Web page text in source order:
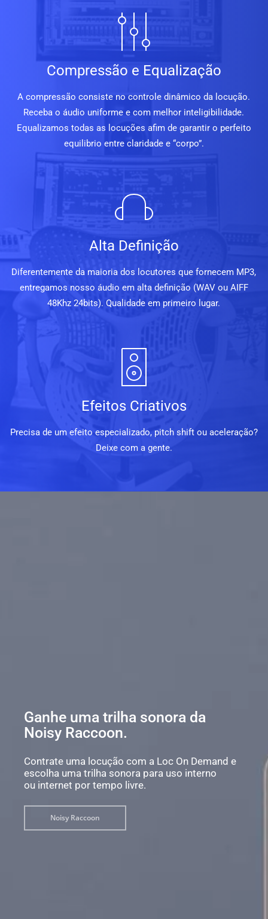
Compressão e Equalização
A compressão consiste no controle dinâmico da locução.
Receba o áudio uniforme e com melhor inteligibilidade.
Equalizamos todas as locuções afim de garantir o perfeito
equilibrio entre claridade e “corpo”.
Alta Definição
Diferentemente da maioria dos locutores que fornecem MP3,
entregamos nosso áudio em alta definição (WAV ou AIFF
48Khz 24bits). Qualidade em primeiro lugar.
Efeitos Criativos
Precisa de um efeito especializado, pitch shift ou aceleração?
Deixe com a gente.
Ganhe uma trilha sonora da
Noisy Raccoon.
Contrate uma locução com a Loc On Demand e
escolha uma trilha sonora para uso interno
ou internet por tempo livre.
Noisy Raccoon